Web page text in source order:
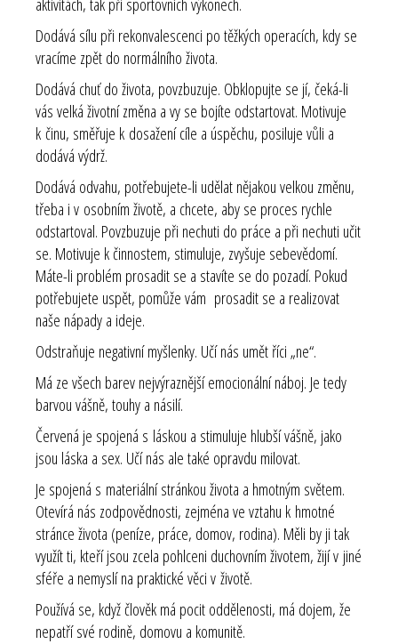
Dodává sílu při rekonvalescenci po těžkých operacích, kdy se
vracíme zpět do normálního života.
Dodává chuť do života, povzbuzuje. Obklopujte se jí, čeká-li
vás velká životní změna a vy se bojíte odstartovat. Motivuje
k činu, směřuje k dosažení cíle a úspěchu, posiluje vůli a
dodává výdrž.
Dodává odvahu, potřebujete-li udělat nějakou velkou změnu,
třeba i v osobním životě, a chcete, aby se proces rychle
odstartoval. Povzbuzuje při nechuti do práce a při nechuti učit
se. Motivuje k činnostem, stimuluje, zvyšuje sebevědomí.
Máte-li problém prosadit se a stavíte se do pozadí. Pokud
potřebujete uspět, pomůže vám prosadit se a realizovat
naše nápady a ideje.
Odstraňuje negativní myšlenky. Učí nás umět říci „ne“.
Má ze všech barev nejvýraznější emocionální náboj. Je tedy
barvou vášně, touhy a násilí.
Červená je spojená s láskou a stimuluje hlubší vášně, jako
jsou láska a sex. Učí nás ale také opravdu milovat.
Je spojená s materiální stránkou života a hmotným světem.
Otevírá nás zodpovědnosti, zejména ve vztahu k hmotné
stránce života (peníze, práce, domov, rodina). Měli by ji tak
využít ti, kteří jsou zcela pohlceni duchovním životem, žijí v jiné
sféře a nemyslí na praktické věci v životě.
Používá se, když člověk má pocit oddělenosti, má dojem, že
nepatří své rodině, domovu a komunitě.